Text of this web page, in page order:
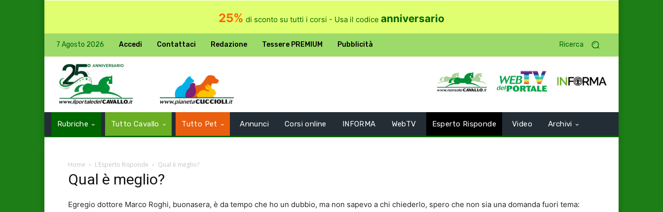
25% di sconto su tutti i corsi - Usa il codice anniversario
7 Agosto 2026 Accedi Contattaci Redazione Tessere PREMIUM Pubblicità Ricerca
Rubriche Tutto Cavallo Tutto Pet Annunci Corsi online INFORMA WebTV Esperto Risponde Video Archivi
Home L’Esperto Risponde Qual è meglio?
Qual è meglio?
Egregio dottore Marco Roghi, buonasera, è da tempo che ho un dubbio, ma non sapevo a chi chiederlo, spero che non sia una domanda fuori tema: